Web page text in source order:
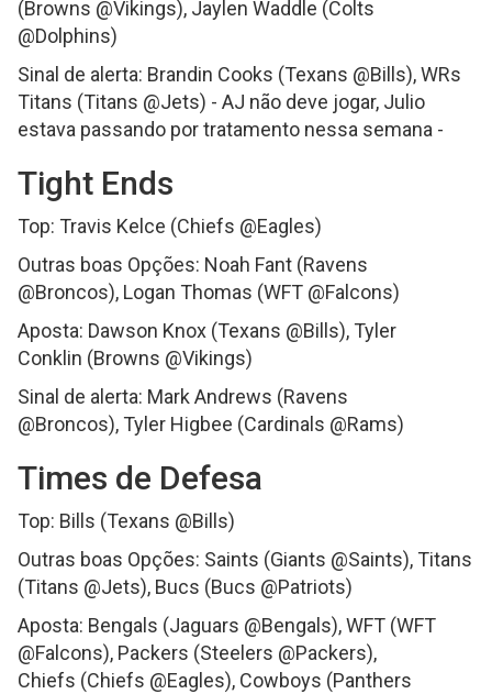
(Browns @Vikings), Jaylen Waddle (Colts
@Dolphins)
Sinal de alerta: Brandin Cooks (Texans @Bills), WRs
Titans (Titans @Jets) - AJ não deve jogar, Julio
estava passando por tratamento nessa semana -
Tight Ends
Top: Travis Kelce (Chiefs @Eagles)
Outras boas Opções: Noah Fant (Ravens
@Broncos), Logan Thomas (WFT @Falcons)
Aposta: Dawson Knox (Texans @Bills), Tyler
Conklin (Browns @Vikings)
Sinal de alerta: Mark Andrews (Ravens
@Broncos), Tyler Higbee (Cardinals @Rams)
Times de Defesa
Top: Bills (Texans @Bills)
Outras boas Opções: Saints (Giants @Saints), Titans
(Titans @Jets), Bucs (Bucs @Patriots)
Aposta: Bengals (Jaguars @Bengals), WFT (WFT
@Falcons), Packers (Steelers @Packers),
Chiefs (Chiefs @Eagles), Cowboys (Panthers